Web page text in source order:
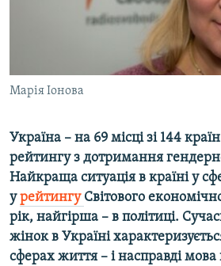
МУЛЬТИМЕДІА
ПОДКАСТИ
КРИМ РЕАЛІЇ
РУС
УКР
КТАТ
ДОЛУЧАЙСЯ!
Марія Іонова
Україна – на 69 місці зі 144
рейтингу з дотримання
Найкраща ситуація в країні у
урейтингу Світового
рік, найгірша – в політиці.
жінок в Україні
сферах життя – і насправді